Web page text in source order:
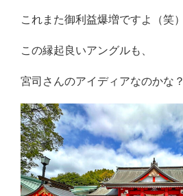
これまた御利益爆増ですよ（笑）
この縁起良いアングルも、
宮司さんのアイディアなのかな？